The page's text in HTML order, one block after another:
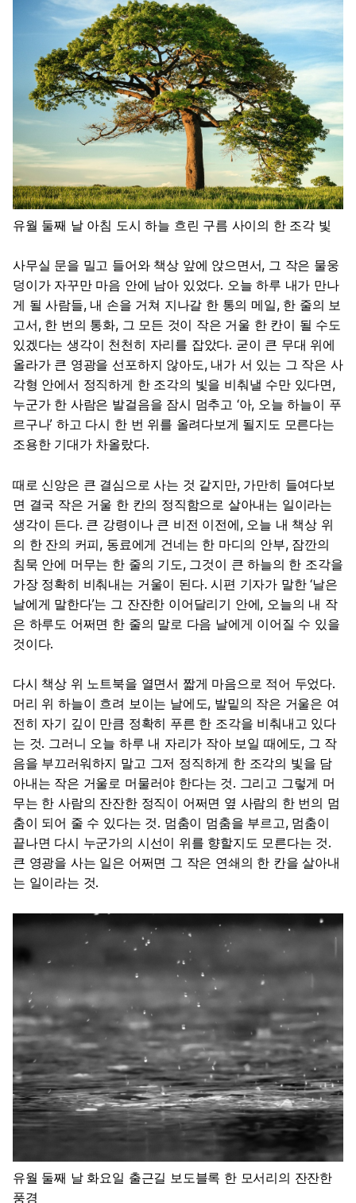
유월 둘째 날 아침 도시 하늘 흐린 구름 사이의 한 조각 빛
사무실 문을 밀고 들어와 책상 앞에 앉으면서, 그 작은 물웅
덩이가 자꾸만 마음 안에 남아 있었다. 오늘 하루 내가 만나
게 될 사람들, 내 손을 거쳐 지나갈 한 통의 메일, 한 줄의 보
고서, 한 번의 통화, 그 모든 것이 작은 거울 한 칸이 될 수도
있겠다는 생각이 천천히 자리를 잡았다. 굳이 큰 무대 위에
올라가 큰 영광을 선포하지 않아도, 내가 서 있는 그 작은 사
각형 안에서 정직하게 한 조각의 빛을 비춰낼 수만 있다면,
누군가 한 사람은 발걸음을 잠시 멈추고 ‘아, 오늘 하늘이 푸
르구나’ 하고 다시 한 번 위를 올려다보게 될지도 모른다는
조용한 기대가 차올랐다.
때로 신앙은 큰 결심으로 사는 것 같지만, 가만히 들여다보
면 결국 작은 거울 한 칸의 정직함으로 살아내는 일이라는
생각이 든다. 큰 강령이나 큰 비전 이전에, 오늘 내 책상 위
의 한 잔의 커피, 동료에게 건네는 한 마디의 안부, 잠깐의
침묵 안에 머무는 한 줄의 기도, 그것이 큰 하늘의 한 조각을
가장 정확히 비춰내는 거울이 된다. 시편 기자가 말한 ‘날은
날에게 말한다’는 그 잔잔한 이어달리기 안에, 오늘의 내 작
은 하루도 어쩌면 한 줄의 말로 다음 날에게 이어질 수 있을
것이다.
다시 책상 위 노트북을 열면서 짧게 마음으로 적어 두었다.
머리 위 하늘이 흐려 보이는 날에도, 발밑의 작은 거울은 여
전히 자기 깊이 만큼 정확히 푸른 한 조각을 비춰내고 있다
는 것. 그러니 오늘 하루 내 자리가 작아 보일 때에도, 그 작
음을 부끄러워하지 말고 그저 정직하게 한 조각의 빛을 담
아내는 작은 거울로 머물러야 한다는 것. 그리고 그렇게 머
무는 한 사람의 잔잔한 정직이 어쩌면 옆 사람의 한 번의 멈
춤이 되어 줄 수 있다는 것. 멈춤이 멈춤을 부르고, 멈춤이
끝나면 다시 누군가의 시선이 위를 향할지도 모른다는 것.
큰 영광을 사는 일은 어쩌면 그 작은 연쇄의 한 칸을 살아내
는 일이라는 것.
유월 둘째 날 화요일 출근길 보도블록 한 모서리의 잔잔한
풍경